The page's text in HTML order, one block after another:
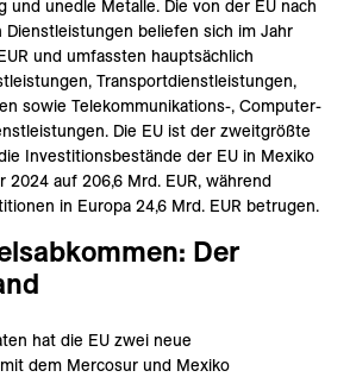
und unedle Metalle. Die von der EU nach
beliefen sich im Jahr
und umfassten hauptsächlich
Transportdienstleistungen,
sowie Telekommunikations-, Computer-
Die EU ist der zweitgrößte
Investitionsbestände der EU in Mexiko
2024 auf 206,6 Mrd. EUR, während
in Europa 24,6 Mrd. EUR betrugen.
Der
hat die EU zwei neue
dem Mercosur und Mexiko